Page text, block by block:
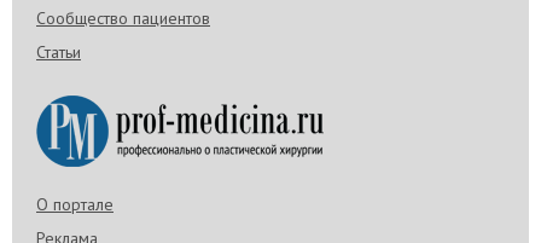
Сообщество пациентов
Статьи
О портале
Реклама